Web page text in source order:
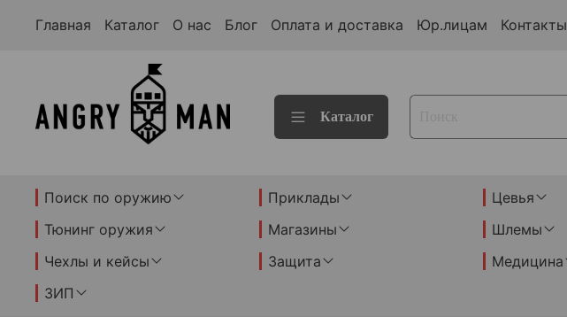
Главная Каталог О нас Блог Оплата и доставка Юр.лицам Контакты
Каталог
Поиск по оружию Приклады Цевья
Тюнинг оружия
Магазины Шлемы
Чехлы и кейсы
Защита Медицина
ЗИП